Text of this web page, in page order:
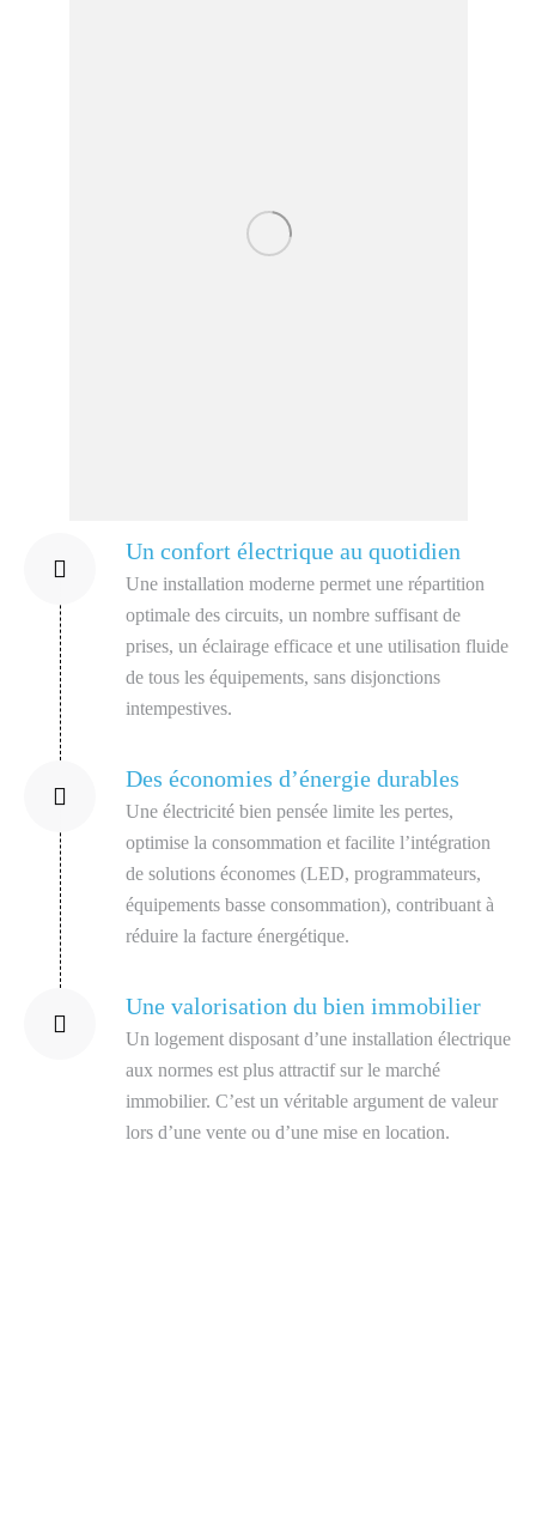
Un confort électrique au quotidien
Une installation moderne permet une répartition
optimale des circuits, un nombre suffisant de
prises, un éclairage efficace et une utilisation fluide
de tous les équipements, sans disjonctions
intempestives.
Des économies d’énergie durables
Une électricité bien pensée limite les pertes,
optimise la consommation et facilite l’intégration
de solutions économes (LED, programmateurs,
équipements basse consommation), contribuant à
réduire la facture énergétique.
Une valorisation du bien immobilier
Un logement disposant d’une installation électrique
aux normes est plus attractif sur le marché
immobilier. C’est un véritable argument de valeur
lors d’une vente ou d’une mise en location.